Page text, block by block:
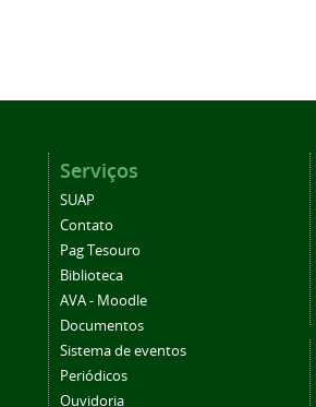
Serviços
SUAP
Contato
Pag Tesouro
Biblioteca
AVA - Moodle
Documentos
Sistema de eventos
Periódicos
Ouvidoria